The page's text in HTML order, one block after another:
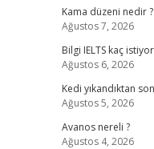
Kama düzeni nedir ?
Ağustos 7, 2026
Bilgi IELTS kaç
Ağustos 6, 2026
Kedi yıkandıktan
Ağustos 5, 2026
Avanos nereli ?
Ağustos 4, 2026